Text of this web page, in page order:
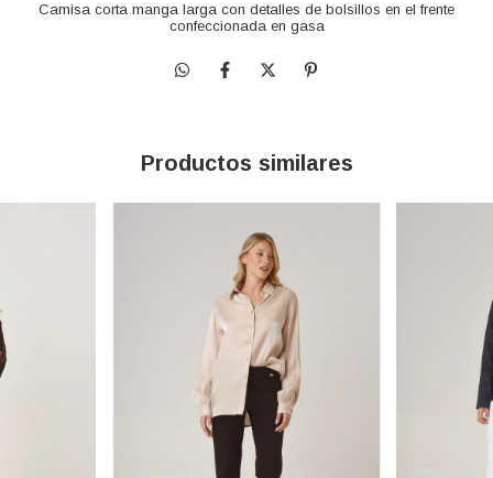
Camisa corta manga larga con detalles de bolsillos en el frente
confeccionada en gasa
Productos similares